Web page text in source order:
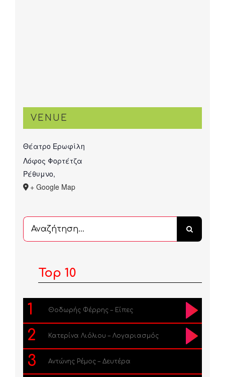
VENUE
Θέατρο Ερωφίλη
Λόφος Φορτέτζα
Ρέθυμνο,
+ Google Map
Αναζήτηση
...
Top 10
1 Θοδωρής Φέρρης – Είπες
2 Κατερίνα Λιόλιου – Λογαριασμός
3 Αντώνης Ρέμος – Δευτέρα